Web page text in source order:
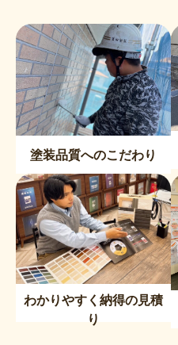
塗装品質へのこだわり
わかりやすく納得の見積
り